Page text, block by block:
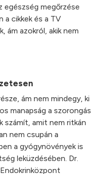
egészség megőrzése
a cikkek és a TV
ám azokról, akik nem
ám nem mindegy, ki
manapság a szorongás
számít, amit nem ritkán
nem csupán a
a gyógynövények is
leküzdésében. Dr.